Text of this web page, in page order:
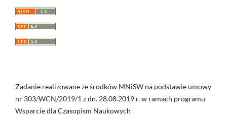
Zadanie realizowane ze środków MNiSW na podstawie umowy
nr 303/WCN/2019/1 z dn. 28.08.2019 r. w ramach programu
Wsparcie dla Czasopism Naukowych